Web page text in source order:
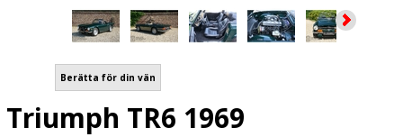
Berätta för din vän
Triumph TR6 1969